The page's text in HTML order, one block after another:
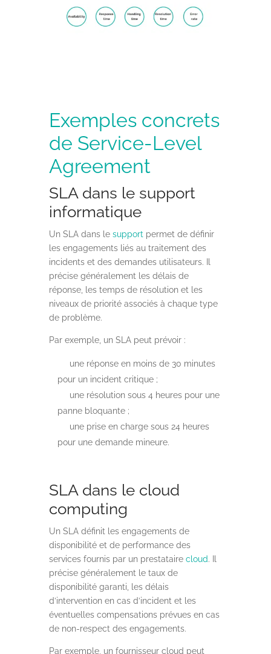
Exemples concrets
de Service-Level
Agreement
SLA dans le support
informatique
Un SLA dans le support permet de définir
les engagements liés au traitement des
incidents et des demandes utilisateurs. Il
précise généralement les délais de
réponse, les temps de résolution et les
niveaux de priorité associés à chaque type
de problème.
Par exemple, un SLA peut prévoir :
une réponse en moins de 30 minutes
pour un incident critique ;
une résolution sous 4 heures pour une
panne bloquante ;
une prise en charge sous 24 heures
pour une demande mineure.
SLA dans le cloud
computing
Un SLA définit les engagements de
disponibilité et de performance des
services fournis par un prestataire cloud. Il
précise généralement le taux de
disponibilité garanti, les délais
d’intervention en cas d’incident et les
éventuelles compensations prévues en cas
de non-respect des engagements.
Par exemple, un fournisseur cloud peut